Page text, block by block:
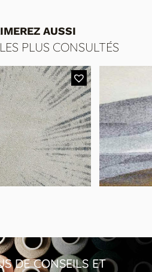
AUSSI
PLUS CONSULTÉS
Gris
DE CONSEILS ET